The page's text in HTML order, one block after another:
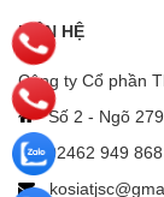
LIÊN HỆ
Công ty Cổ phần
Số 2 - Ngõ
02462 949 868